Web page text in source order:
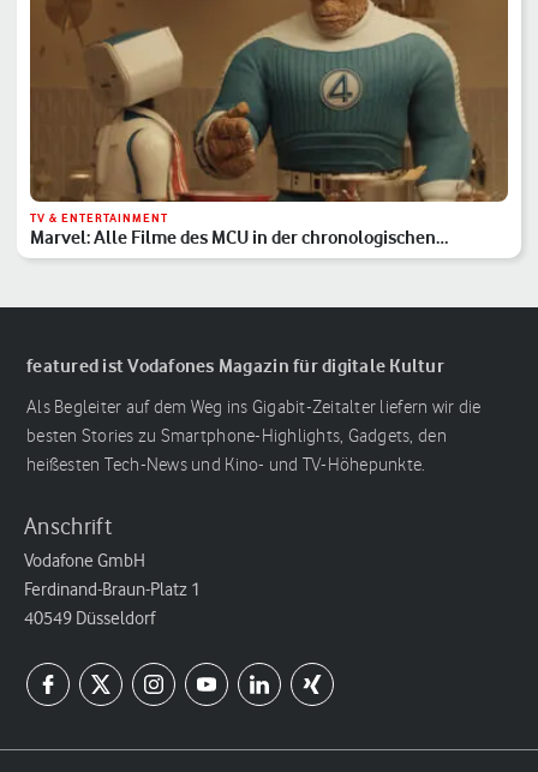
TV & ENTERTAINMENT
Marvel: Alle Filme des MCU in der chronologischen
Reihenfolge
featured ist Vodafones Magazin für digitale Kultur
Als Begleiter auf dem Weg ins Gigabit-Zeitalter liefern wir die
besten Stories zu Smartphone-Highlights, Gadgets, den
heißesten Tech-News und Kino- und TV-Höhepunkte.
Anschrift
Vodafone GmbH
Ferdinand-Braun-Platz 1
40549 Düsseldorf